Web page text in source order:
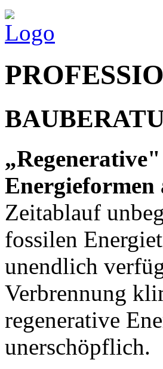
Energieformen
Zeitablauf
fossilen
unendlich
Verbrennung
regenerative
unerschöpflich.